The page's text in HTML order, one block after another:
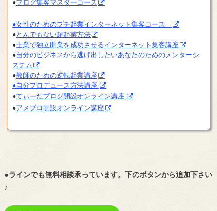
●ブログ集客マスターコース
●女性のためのプチ起業インターネット集客コース
●とんでもない超起業方法
●士業で独立開業を成功させるインターネット集客講座
●自分のビジネスから逃げ出したいあなたのためのメンターシ
ステム
●教師のための逆転起業講座
●自分プロデュース方法講座
●てぃーだブログ開設オンライン講座
●アメブロ開設オンライン講座
●ラインでも無料相談承っています。下のボタンから追加下さい
♪